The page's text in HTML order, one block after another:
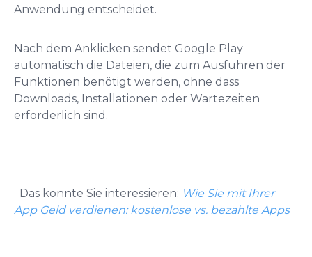
Anwendung entscheidet.
Nach dem Anklicken sendet Google Play
automatisch die Dateien, die zum Ausführen der
Funktionen benötigt werden, ohne dass
Downloads, Installationen oder Wartezeiten
erforderlich sind.
Das könnte Sie interessieren: Wie Sie mit Ihrer
App Geld verdienen: kostenlose vs. bezahlte Apps